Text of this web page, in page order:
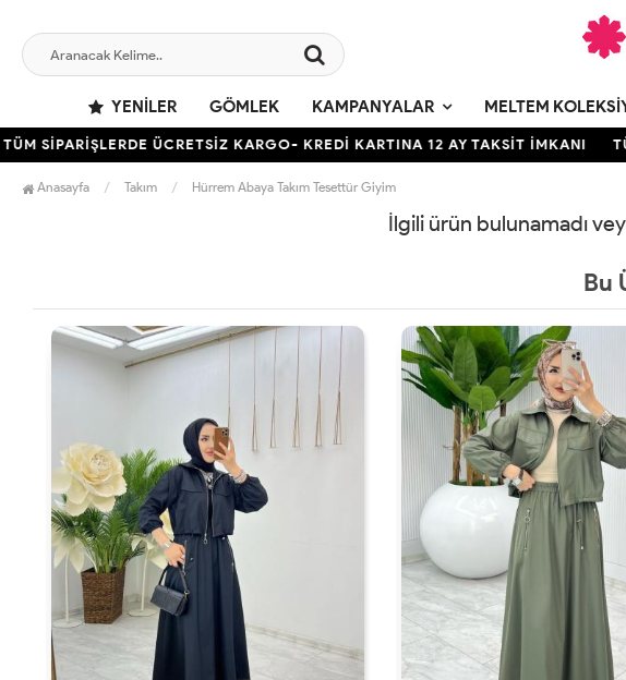
YENILER GÖMLEK KAMPANYALAR MELTEM
SİPARİŞLERDE ÜCRETSİZ KARGO- KREDİ KARTINA 12 AY TAKSİT İMKANI TÜM
Anasayfa Takım Hürrem Abaya Takım Tesettür Giyim
İlgili ürün bulunamadı
Bu